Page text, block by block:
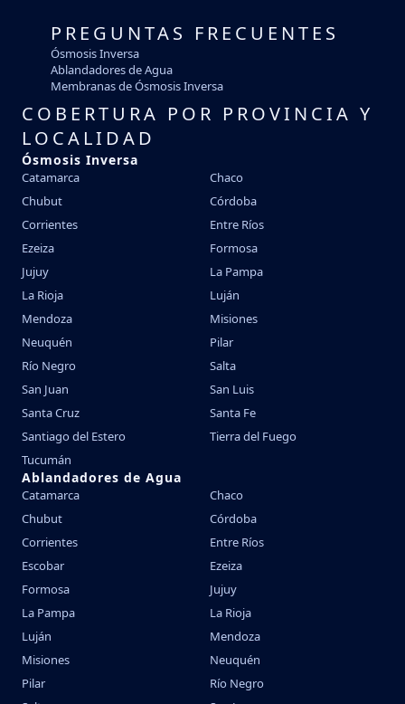
PREGUNTAS FRECUENTES
Ósmosis Inversa
Ablandadores de Agua
Membranas de Ósmosis Inversa
COBERTURA POR PROVINCIA Y
LOCALIDAD
Ósmosis Inversa
Catamarca
Chaco
Chubut
Córdoba
Corrientes
Entre Ríos
Ezeiza
Formosa
Jujuy
La Pampa
La Rioja
Luján
Mendoza
Misiones
Neuquén
Pilar
Río Negro
Salta
San Juan
San Luis
Santa Cruz
Santa Fe
Santiago del Estero
Tierra del Fuego
Tucumán
Ablandadores de Agua
Catamarca
Chaco
Chubut
Córdoba
Corrientes
Entre Ríos
Escobar
Ezeiza
Formosa
Jujuy
La Pampa
La Rioja
Luján
Mendoza
Misiones
Neuquén
Pilar
Río Negro